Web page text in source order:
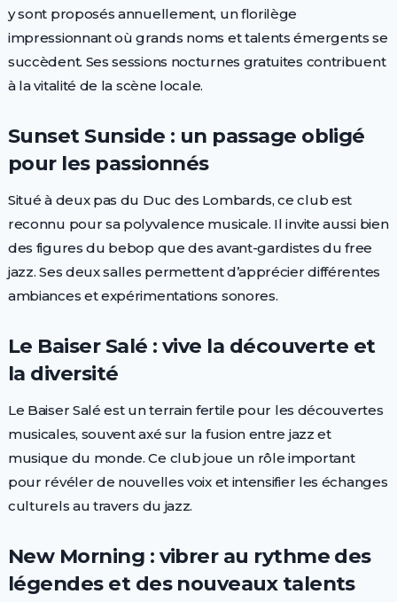
y sont proposés annuellement, un florilège
impressionnant où grands noms et talents émergents se
succèdent. Ses sessions nocturnes gratuites contribuent
à la vitalité de la scène locale.
Sunset Sunside : un passage obligé
pour les passionnés
Situé à deux pas du Duc des Lombards, ce club est
reconnu pour sa polyvalence musicale. Il invite aussi bien
des figures du bebop que des avant-gardistes du free
jazz. Ses deux salles permettent d’apprécier différentes
ambiances et expérimentations sonores.
Le Baiser Salé : vive la découverte et
la diversité
Le Baiser Salé est un terrain fertile pour les découvertes
musicales, souvent axé sur la fusion entre jazz et
musique du monde. Ce club joue un rôle important
pour révéler de nouvelles voix et intensifier les échanges
culturels au travers du jazz.
New Morning : vibrer au rythme des
légendes et des nouveaux talents